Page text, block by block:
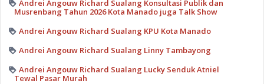
Andrei Angouw Richard Sualang Konsultasi Publik dan
Musrenbang Tahun 2026 Kota Manado juga Talk Show
Andrei Angouw Richard Sualang KPU Kota Manado
Andrei Angouw Richard Sualang Linny Tambayong
Andrei Angouw Richard Sualang Lucky Senduk Atniel
Tewal Pasar Murah